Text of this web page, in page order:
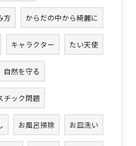
方 からだの中から綺麗に
キャラクター たい天使
自然を守る
チック問題
お風呂掃除 お皿洗い